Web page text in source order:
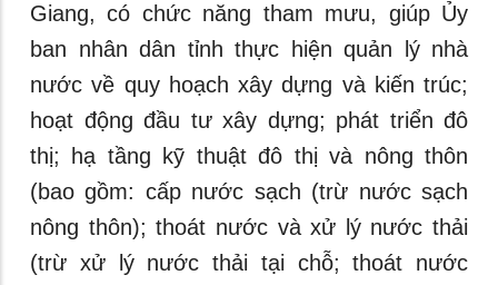
Giang, có chức năng tham mưu, giúp Ủy
ban nhân dân tỉnh thực hiện quản lý nhà
nước về quy hoạch xây dựng và kiến trúc;
hoạt động đầu tư xây dựng; phát triển đô
thị; hạ tầng kỹ thuật đô thị và nông thôn
(bao gồm: cấp nước sạch (trừ nước sạch
nông thôn); thoát nước và xử lý nước thải
(trừ xử lý nước thải tại chỗ; thoát nước